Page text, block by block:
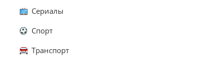
Сериалы
Спорт
Транспорт